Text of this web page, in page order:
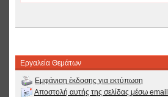
Εργαλεία Θεμάτων
Εμφάνιση έκδοσης για εκτύπωση
Αποστολή αυτής της σελίδας μέσω email